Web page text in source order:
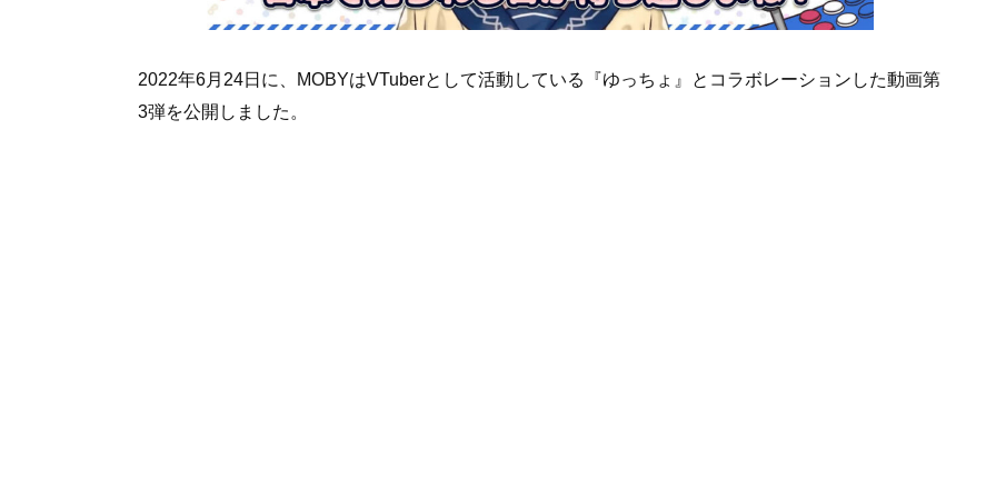
2022年6月24日に、MOBYはVTuberとして活動している『ゆっちょ』とコラボレーションした動画第
3弾を公開しました。